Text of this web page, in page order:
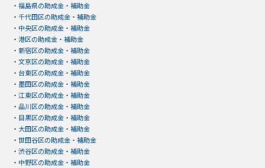
・ 福島県の助成金・補助金
・ 千代田区の助成金・補助金
・ 中央区の助成金・補助金
・ 港区の助成金・補助金
・ 新宿区の助成金・補助金
・ 文京区の助成金・補助金
・ 台東区の助成金・補助金
・ 墨田区の助成金・補助金
・ 江東区の助成金・補助金
・ 品川区の助成金・補助金
・ 目黒区の助成金・補助金
・ 大田区の助成金・補助金
・ 世田谷区の助成金・補助金
・ 渋谷区の助成金・補助金
・ 中野区の助成金・補助金